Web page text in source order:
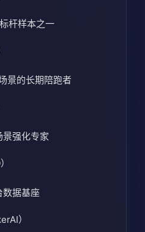
杆样本之一
景的长期陪跑者
强化专家
数据基座
）